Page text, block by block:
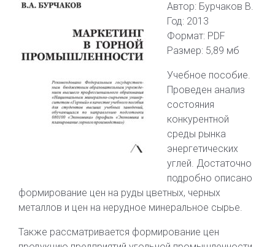
Автор: Бурчаков В.
Год: 2013
Формат: PDF
Размер: 5,89 мб
Учебное пособие.
Проведен анализ
состояния
конкурентной
среды рынка
энергетических
углей. Достаточно
подробно описано
формирование цен на руды цветных, черных
металлов и цен на нерудное минеральное сырье.
Также рассматривается формирование цен